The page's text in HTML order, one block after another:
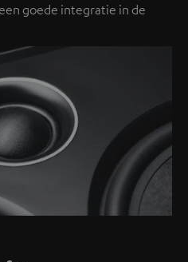
goede integratie in de